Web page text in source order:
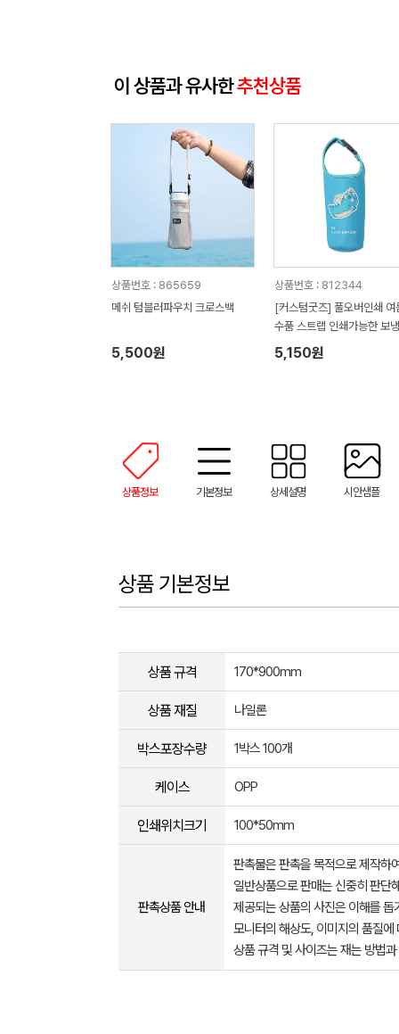
이 상품과 유사한추천상품
상품번호 : 865659
메쉬 텀블러파우치 크로스백
5,500원
상품번호 : 812344
[커스텀굿즈] 풀오버인쇄 여
수품 스트랩 인쇄가능한 보
우치 (박스제작가능)
5,150원
상품정보 기본정보 상세설명 시안샘플
상품 기본정보
상품 규격 170*900mm
상품 재질 나일론
박스포장수량 1박스 100개
케이스 OPP
인쇄위치크기 100*50mm
판촉상품 안내
판촉물은 판촉을 목적으로 제작하
일반상품으로 판매는 신중히 판단
제공되는 상품의 사진은 이해를
모니터의 해상도, 이미지의 품질
상품 규격 및 사이즈는 재는 방법